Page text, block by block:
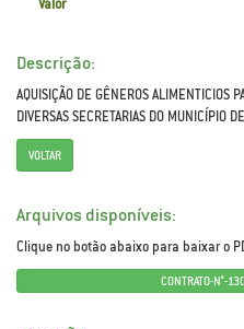
Valor
Descrição:
AQUISIÇÃO DE GÊNEROS ALIMENTICIOS
DIVERSAS SECRETARIAS DO MUNICÍPIO
VOLTAR
Arquivos disponíveis:
Clique no botão abaixo para baixar o
CONTRATO-N°-